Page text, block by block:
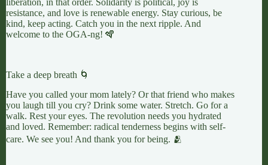
liberation, in that order. Solidarity is political, joy is
resistance, and love is renewable energy. Stay curious, be
kind, keep acting. Catch you in the next ripple. And
welcome to the OGA-ng! 🪇
Take a deep breath 🌀
Have you called your mom lately? Or that friend who makes
you laugh till you cry? Drink some water. Stretch. Go for a
walk. Rest your eyes. The revolution needs you hydrated
and loved. Remember: radical tenderness begins with self-
care. We see you! And thank you for being. 🫂